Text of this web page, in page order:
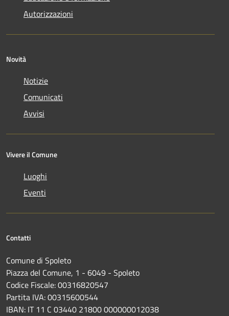
Autorizzazioni
Novità
Notizie
Comunicati
Avvisi
Vivere il Comune
Luoghi
Eventi
Contatti
Comune di Spoleto
Piazza del Comune, 1 - 6049 - Spoleto
Codice Fiscale: 00316820547
Partita IVA: 00315600544
IBAN: IT 11 C 03440 21800 000000012038